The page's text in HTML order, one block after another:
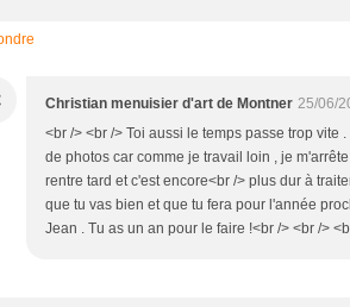
Christian menuisier d'art de Montner 25/06/
<br /> <br /> Toi aussi le temps passe trop vite
de photos car comme je travail loin , je
rentre tard et c'est encore<br /> plus dur à
que tu vas bien et que tu fera pour l'année
Jean . Tu as un an pour le faire !<br /> <br />